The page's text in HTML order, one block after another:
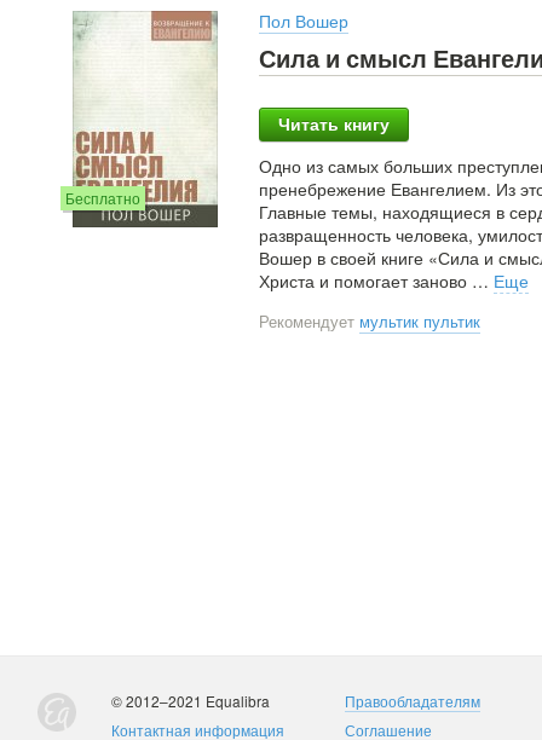
Бесплатно
Пол Вошер
Сила и смысл
Читать книгу
Одно из самых больших
пренебрежение Евангелием. Из
Главные темы, находящиеся в
развращенность человека,
Вошер в своей книге «Сила и
Христа и помогает заново … Еще
Рекомендует мультик пультик
© 2012–2021 Equalibra
Контактная информация
Правообладателям
Соглашение